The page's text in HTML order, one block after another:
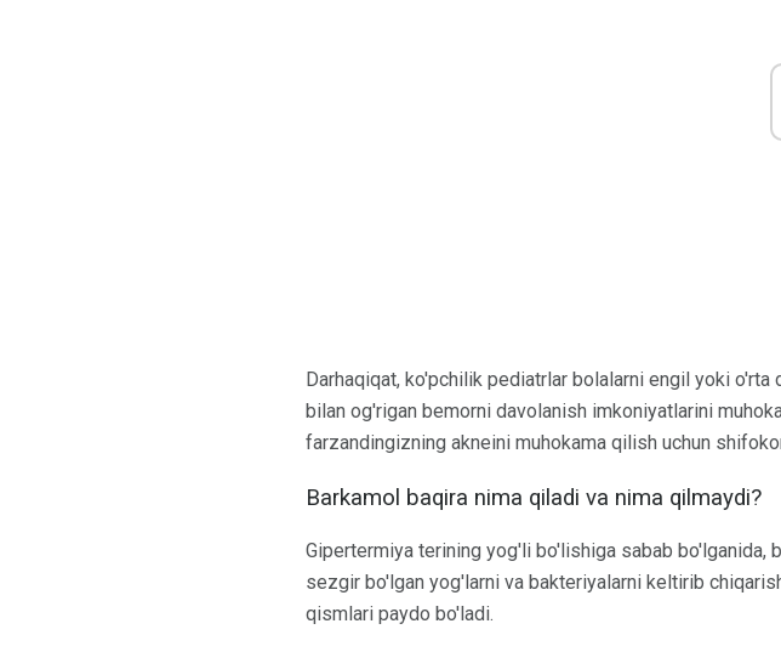
Darhaqiqat, ko'pchilik pediatrlar bolalarni engil yoki
bilan og'rigan bemorni davolanish imkoniyatlarini
farzandingizning akneini muhokama qilish uchun
Barkamol baqira nima qiladi va nima qilmaydi?
Gipertermiya terining yog'li bo'lishiga sabab bo'lganida,
sezgir bo'lgan yog'larni va bakteriyalarni keltirib
qismlari paydo bo'ladi.